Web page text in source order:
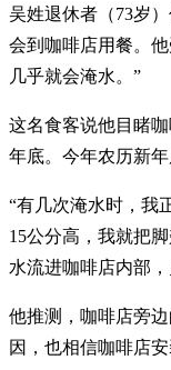
吴姓退休者（73岁
会到咖啡店用餐。
几乎就会淹水。”
这名食客说他目睹
年底。今年农历新
“有几次淹水时，我
15公分高，我就把
水流进咖啡店内部
他推测，咖啡店旁
因，也相信咖啡店